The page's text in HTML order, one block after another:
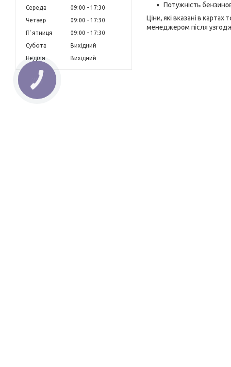
Середа
09:00
17:30
Четвер
09:00
17:30
Пʼятниця
09:00
17:30
Субота
Вихідний
Неділя
Вихідний
Потужність
Ціни, які вказані в
менеджером після